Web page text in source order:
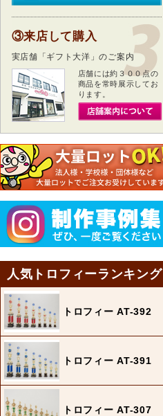
③来店して購入
実店舗「ギフト大洋」のご案内
店舗には約３００点の
商品を常時展示してお
ります。
人気トロフィーランキング
トロフィー AT-392
トロフィー AT-391
トロフィー AT-307